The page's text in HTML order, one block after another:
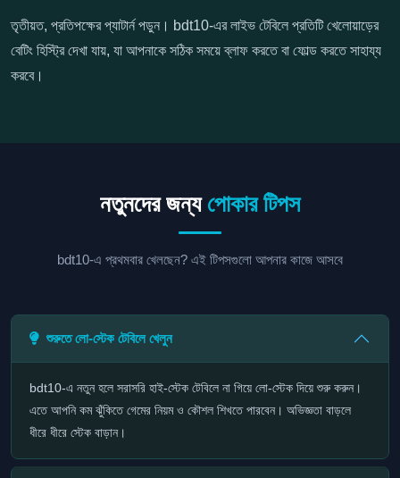
তৃতীয়ত, প্রতিপক্ষের প্যাটার্ন পড়ুন। bdt10-এর লাইভ টেবিলে প্রতিটি খেলোয়াড়ের
বেটিং হিস্ট্রি দেখা যায়, যা আপনাকে সঠিক সময়ে ব্লাফ করতে বা ফোল্ড করতে সাহায্য
করবে।
নতুনদের জন্য পোকার টিপস
bdt10-এ প্রথমবার খেলছেন? এই টিপসগুলো আপনার কাজে আসবে
শুরুতে লো-স্টেক টেবিলে খেলুন
bdt10-এ নতুন হলে সরাসরি হাই-স্টেক টেবিলে না গিয়ে লো-স্টেক দিয়ে শুরু করুন।
এতে আপনি কম ঝুঁকিতে গেমের নিয়ম ও কৌশল শিখতে পারবেন। অভিজ্ঞতা বাড়লে
ধীরে ধীরে স্টেক বাড়ান।